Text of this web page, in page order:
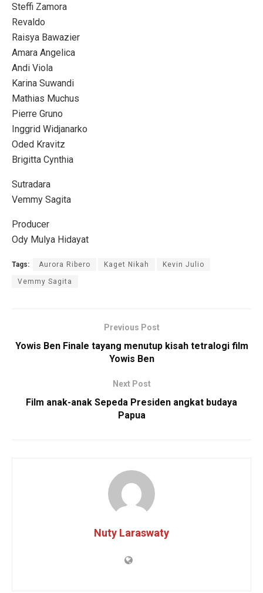
Steffi Zamora
Revaldo
Raisya Bawazier
Amara Angelica
Andi Viola
Karina Suwandi
Mathias Muchus
Pierre Gruno
Inggrid Widjanarko
Oded Kravitz
Brigitta Cynthia
Sutradara
Vemmy Sagita
Producer
Ody Mulya Hidayat
Tags: Aurora Ribero Kaget Nikah Kevin Julio
Vemmy Sagita
Previous Post
Yowis Ben Finale tayang menutup kisah tetralogi film
Yowis Ben
Next Post
Film anak-anak Sepeda Presiden angkat budaya
Papua
Nuty Laraswaty